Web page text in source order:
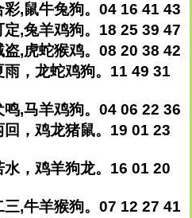
,鼠牛兔狗。04 16 41 43
,兔羊鸡狗。18 25 39 47
,虎蛇猴鸡。08 20 38 42
，龙蛇鸡狗。11 49 31
,马羊鸡狗。04 06 22 36
，鸡龙猪鼠。19 01 23
，鸡羊狗龙。16 01 20
,牛羊猴狗。07 12 27 41